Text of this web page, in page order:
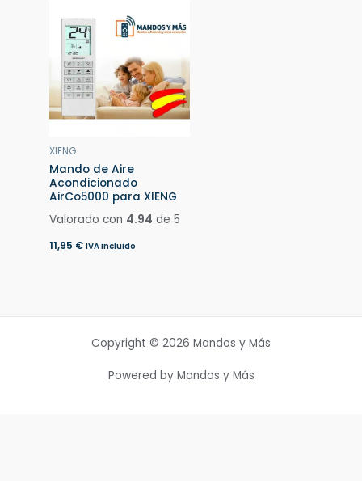
XIENG
Mando de Aire
Acondicionado
AirCo5000 para XIENG
Valorado con 4.94 de 5
11,95 € IVA incluido
Copyright © 2026 Mandos y Más
Powered by Mandos y Más